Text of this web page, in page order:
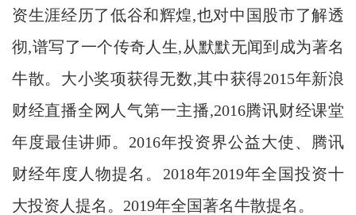
资生涯经历了低谷和辉煌,也对中国股市了解透
彻,谱写了一个传奇人生,从默默无闻到成为著名
牛散。大小奖项获得无数,其中获得2015年新浪
财经直播全网人气第一主播,2016腾讯财经课堂
年度最佳讲师。2016年投资界公益大使、腾讯
财经年度人物提名。2018年2019年全国投资十
大投资人提名。2019年全国著名牛散提名。